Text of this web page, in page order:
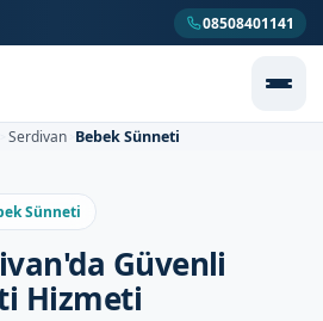
08508401141
Serdivan Bebek Sünneti
Sünneti
Güvenli
Hizmeti